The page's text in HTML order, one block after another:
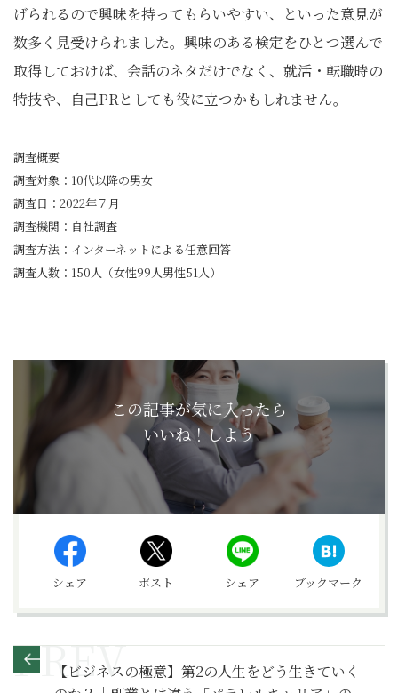
げられるので興味を持ってもらいやすい、といった意見が
数多く見受けられました。興味のある検定をひとつ選んで
取得しておけば、会話のネタだけでなく、就活・転職時の
特技や、自己PRとしても役に立つかもしれません。
調査概要
調査対象：10代以降の男女
調査日：2022年７月
​調査機関：自社調査
調査方法：インターネットによる任意回答
調査人数：150人（女性99人男性51人）
この記事が気に入ったら
いいね！しよう
シェア ポスト シェア ブックマーク
【ビジネスの極意】第2の人生をどう生きていく